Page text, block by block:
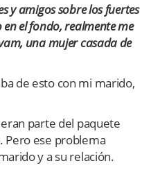
y amigos sobre los fuertes
el fondo, realmente me
una mujer casada de
de esto con mi marido,
parte del paquete
Pero ese problema
y a su relación.